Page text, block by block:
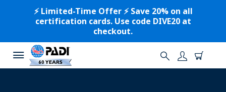
⚡️ Limited-Time Offer ⚡️ Save 20% on all
certification cards. Use code DIVE20 at
checkout.